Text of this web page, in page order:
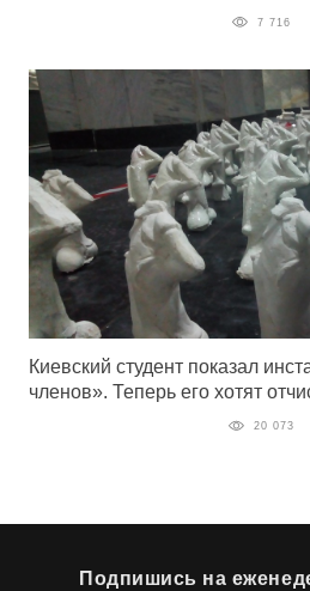
7 716
Киевский студент показал
членов». Теперь его хотят
20 073
Подпишись на